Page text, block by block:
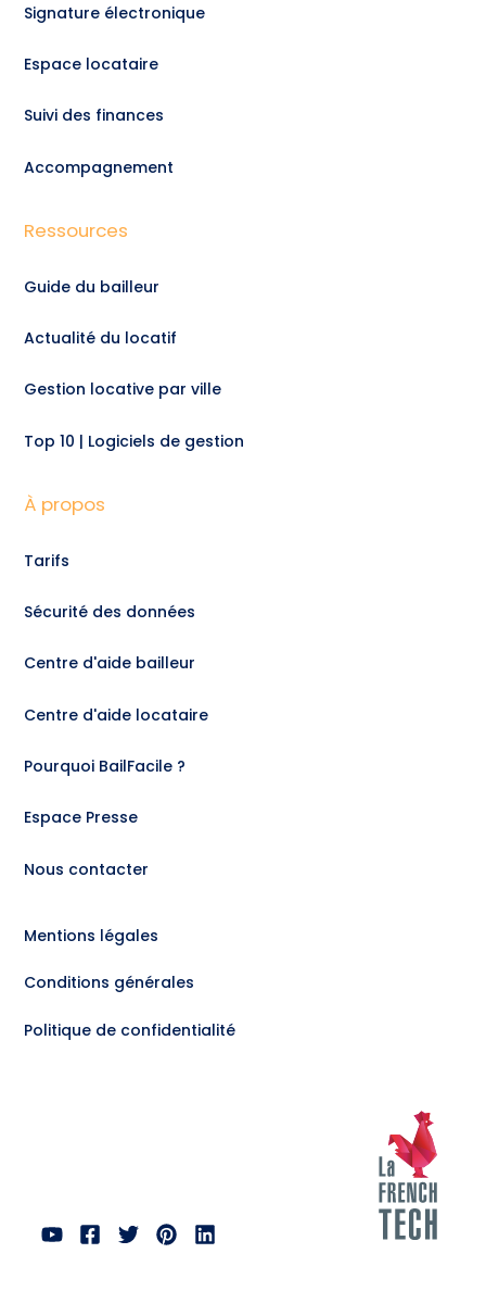
Signature électronique
Espace locataire
Suivi des finances
Accompagnement
Ressources
Guide du bailleur
Actualité du locatif
Gestion locative par ville
Top 10 | Logiciels de gestion
À propos
Tarifs
Sécurité des données
Centre d'aide bailleur
Centre d'aide locataire
Pourquoi BailFacile ?
Espace Presse
Nous contacter
Mentions légales
Conditions générales
Politique de confidentialité